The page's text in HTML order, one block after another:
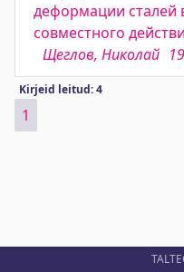
деформации сталей
совместного
Щеглов, Николай
Kirjeid leitud: 4
1